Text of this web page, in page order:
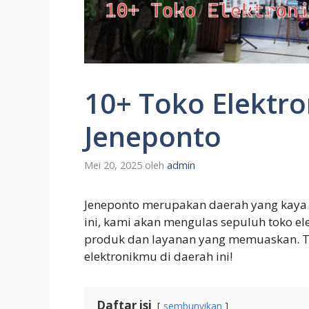
10+ Toko
Jeneponto
Mei 20, 2025 oleh admin
Jeneponto merupakan daerah yang
ini, kami akan mengulas sepuluh toko
produk dan layanan yang
elektronikmu di daerah ini!
Daftar isi sembunyikan